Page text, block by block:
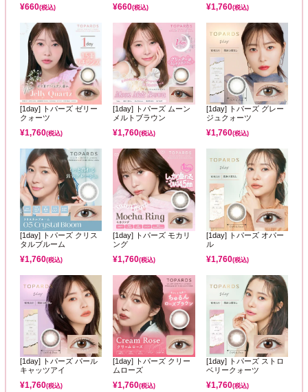
¥660(税込) ¥660(税込) ¥1,760(税込)
[1day] トパーズ ゼリー
クォーツ
¥1,760(税込)
[1day] トパーズ ムーン
メルトブラウン
¥1,760(税込)
[1day] トパーズ グレー
ジュクォーツ
¥1,760(税込)
[1day] トパーズ クリス
タルブルーム
¥1,760(税込)
[1day] トパーズ モカリ
ング
¥1,760(税込)
[1day] トパーズ オパー
ル
¥1,760(税込)
[1day] トパーズ パール
キャッツアイ
¥1,760(税込)
[1day] トパーズ クリー
ムローズ
¥1,760(税込)
[1day] トパーズ ストロ
ベリークォーツ
¥1,760(税込)